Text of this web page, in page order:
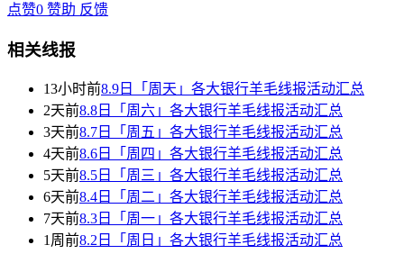
点赞0 赞助 反馈
相关线报
13小时前8.9日「周天」各大银行羊毛线报活动汇总
2天前8.8日「周六」各大银行羊毛线报活动汇总
3天前8.7日「周五」各大银行羊毛线报活动汇总
4天前8.6日「周四」各大银行羊毛线报活动汇总
5天前8.5日「周三」各大银行羊毛线报活动汇总
6天前8.4日「周二」各大银行羊毛线报活动汇总
7天前8.3日「周一」各大银行羊毛线报活动汇总
1周前8.2日「周日」各大银行羊毛线报活动汇总